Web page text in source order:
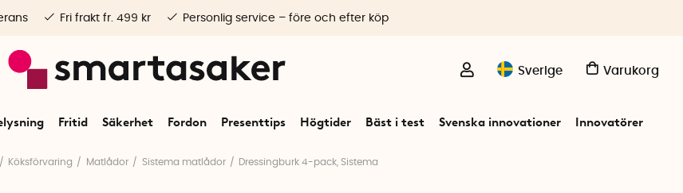
Sverige Varukorg
Fritid Säkerhet Fordon Presenttips Högtider Bäst i test Svenska innovationer Innovatörer
Fri frakt fr. 499 kr Personlig service – före och efter köp
Köksförvaring Matlådor Sistema matlådor Dressingburk 4-pack, Sistema